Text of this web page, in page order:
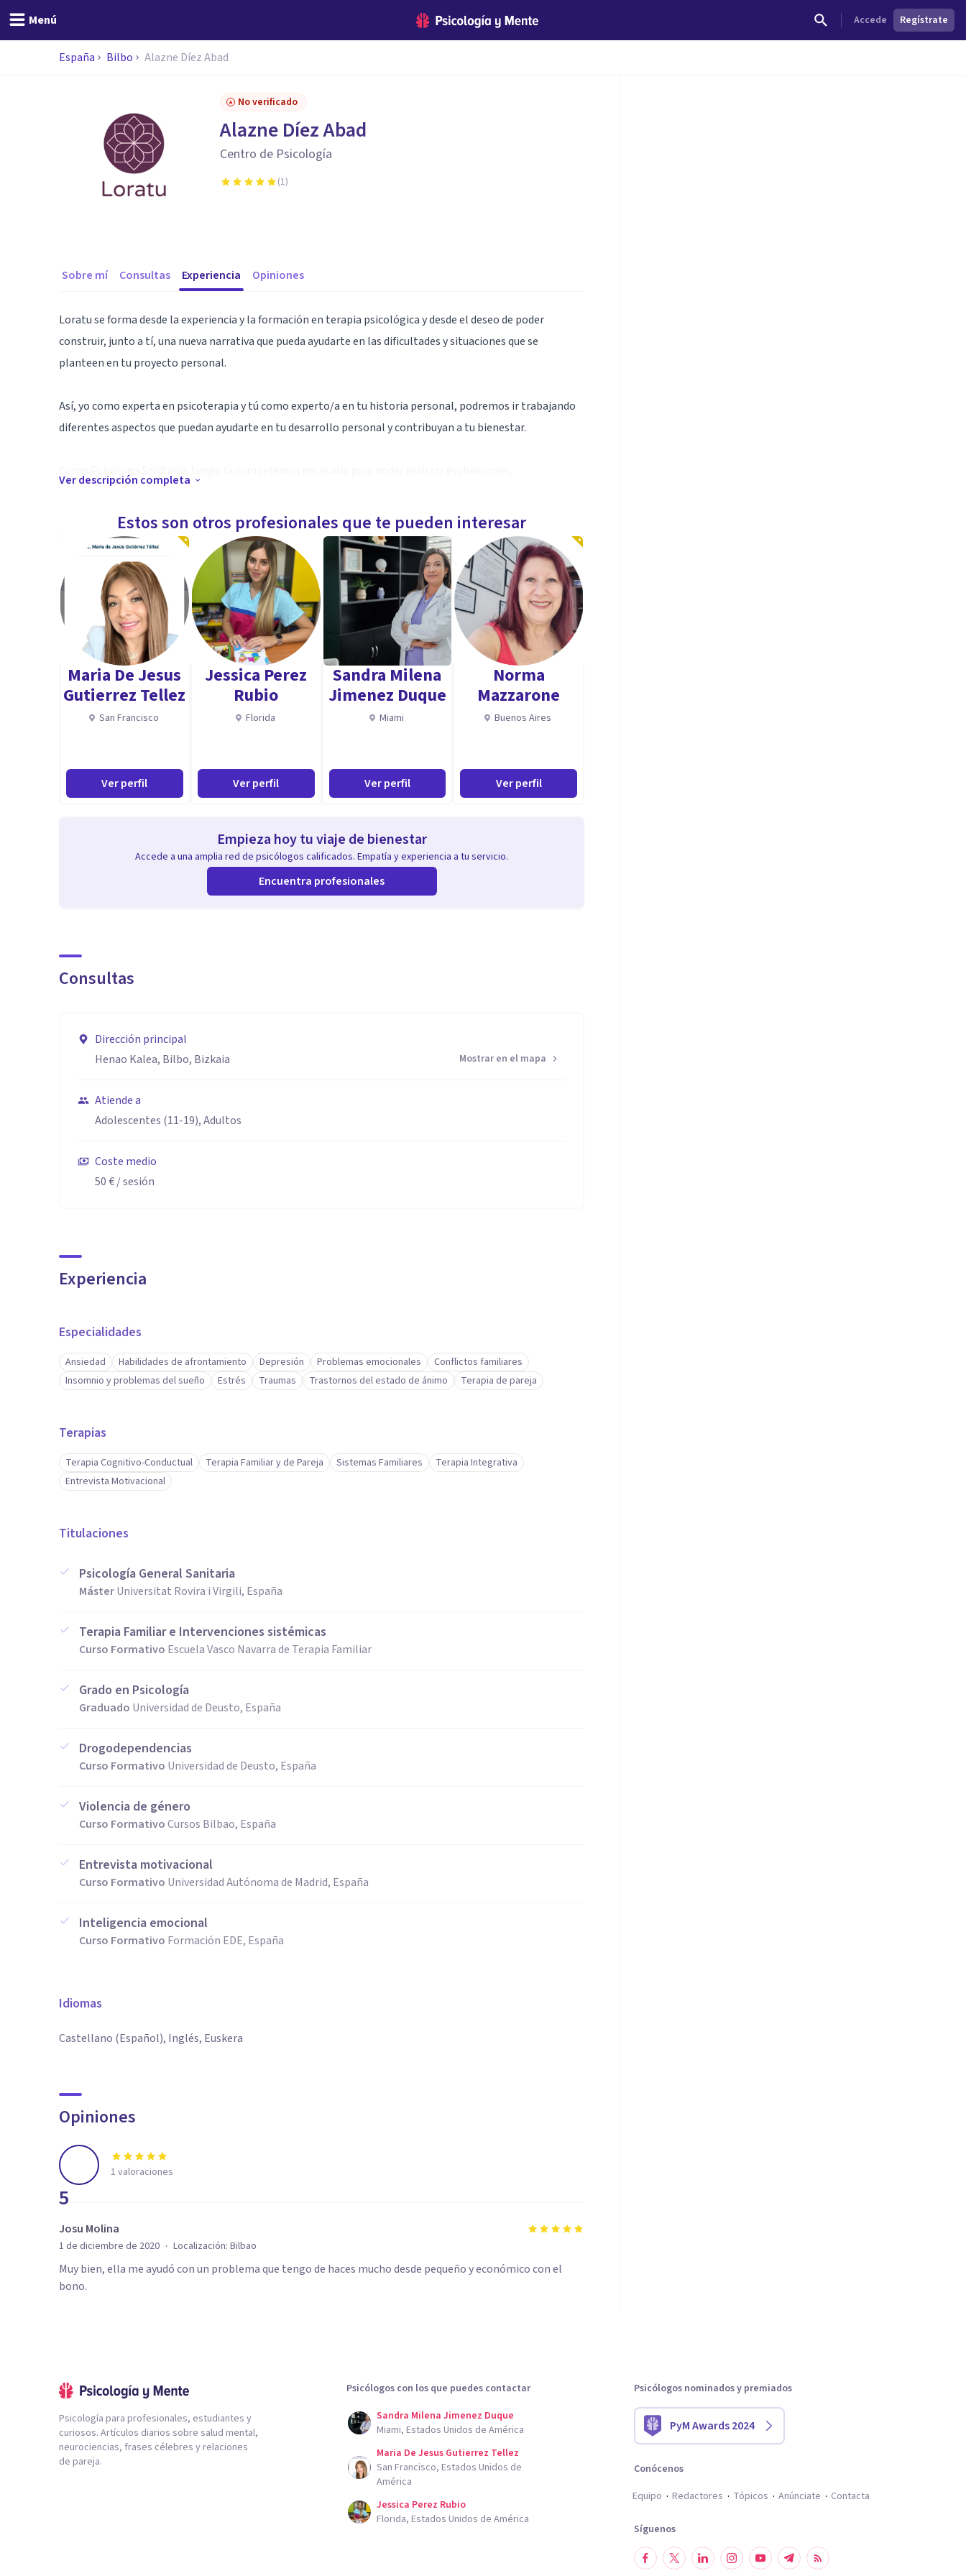
Menú Accede Regístrate
España Bilbo Alazne Díez Abad
No verificado
Alazne Díez Abad
Centro de Psicología
(1)
Sobre mí Consultas Experiencia Opiniones
Loratu se forma desde la experiencia y la formación en terapia psicológica y desde el deseo de poder
construir, junto a tí, una nueva narrativa que pueda ayudarte en las dificultades y situaciones que se
planteen en tu proyecto personal.
Así, yo como experta en psicoterapia y tú como experto/a en tu historia personal, podremos ir trabajando
diferentes aspectos que puedan ayudarte en tu desarrollo personal y contribuyan a tu bienestar.
realizar los informes que procedan. La titulación también me capacita para llevar a cabo actividades de
prevención, promoción y educación relacionadas con la salud psicológica individual o comunitaria
Especialidad
Si consideras que necesitas de herramientas que te acerquen a un cambio o que estás en un momento de
crecimiento personal y de autonocimiento no dudes en contactarme
Aptitudes
Dispongo de experiencia en distintos centros y recursos de asistencia a la salud mental, tanto en el País
Vasco como en Cataluña y, además, cuento con formación en Terapia Familiar (Escuela Vasco Navarra de
Terapia Familiar, EVNTF).
Ver descripción completa
Estos son otros profesionales que te pueden interesar
Maria De Jesus
Gutierrez Tellez
San Francisco
Ver perfil
Jessica Perez
Rubio
Florida
Ver perfil
Sandra Milena
Jimenez Duque
Miami
Ver perfil
Norma
Mazzarone
Buenos Aires
Ver perfil
Empieza hoy tu viaje de bienestar
Accede a una amplia red de psicólogos calificados. Empatía y experiencia a tu servicio.
Encuentra profesionales
Consultas
Dirección principal
Henao Kalea, Bilbo, Bizkaia
Mostrar en el mapa
Atiende a
Adolescentes (11-19), Adultos
Coste medio
50 €/ sesión
Experiencia
Especialidades
Ansiedad Habilidades de afrontamiento Depresión Problemas emocionales
Conflictos familiares
Insomnio y problemas del sueño
Estrés Traumas Trastornos del estado de ánimo Terapia de pareja
Terapias
Terapia Cognitivo-Conductual Terapia Familiar y de Pareja Sistemas Familiares
Terapia Integrativa
Entrevista Motivacional
Titulaciones
Psicología General Sanitaria
MásterUniversitat Rovira i Virgili, España
Terapia Familiar e Intervenciones sistémicas
Curso Formativo Escuela Vasco Navarra de Terapia Familiar
Grado en Psicología
Graduado Universidad de Deusto, España
Drogodependencias
Curso Formativo Universidad de Deusto, España
Violencia de género
Curso FormativoCursos Bilbao, España
Entrevista motivacional
Curso Formativo Universidad Autónoma de Madrid, España
Inteligencia emocional
Curso Formativo Formación EDE, España
Idiomas
Castellano (Español), Inglés, Euskera
Opiniones
5
1 valoraciones
Josu Molina
1 de diciembre de 2020 · Localización: Bilbao
Muy bien, ella me ayudó con un problema que tengo de haces mucho desde pequeño y económico con el
bono.
Psicología para profesionales, estudiantes y
curiosos. Artículos diarios sobre salud mental,
neurociencias, frases célebres y relaciones
de pareja.
Psicólogos con los que puedes contactar
Sandra Milena Jimenez Duque
Miami, Estados Unidos de América
Maria De Jesus Gutierrez Tellez
San Francisco, Estados Unidos de
América
Jessica Perez Rubio
Florida, Estados Unidos de América
Psicólogos nominados y premiados
PyM Awards 2024
Conócenos
Equipo
Redactores Tópicos Anúnciate Contacta
Síguenos